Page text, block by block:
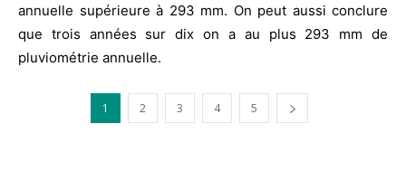
annuelle supérieure à 293 mm. On peut aussi conclure
que trois années sur dix on a au plus 293 mm de
pluviométrie annuelle.
1 2 3 4 5